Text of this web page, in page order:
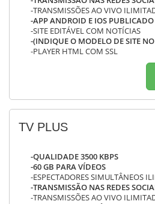
-TRANSMISSÕES AO VIVO
-APP ANDROID E IOS PUBLICADO
-SITE EDITÁVEL COM NOTÍCIAS
-(INDIQUE O MODELO DE SITE
-PLAYER HTML COM SSL
TV PLUS
-QUALIDADE 3500 KBPS
-60 GB PARA VÍDEOS
-ESPECTADORES SIMULTÂNEOS
-TRANSMISSÃO NAS REDES
-TRANSMISSÕES AO VIVO